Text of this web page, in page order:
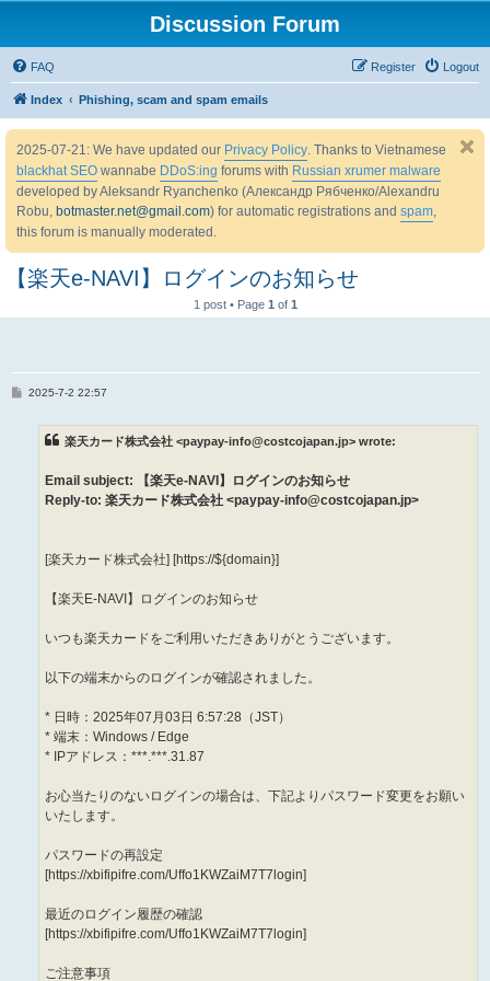
Discussion Forum
FAQ Logout
Register
Index Phishing, scam and spam emails
2025-07-21: We have updated our Privacy Policy. Thanks to Vietnamese
blackhat SEO wannabe DDoS:ing forums with Russian xrumer malware
developed by Aleksandr Ryanchenko (Александр Рябченко/Alexandru
Robu, botmaster.net@gmail.com) for automatic registrations and spam,
this forum is manually moderated.
【楽天e-NAVI】ログインのお知らせ
1 post • Page 1 of 1
P2025-7-2 22:57
楽天カード株式会社 <paypay-info@costcojapan.jp> wrote:
Email subject: 【楽天e-NAVI】ログインのお知らせ
Reply-to: 楽天カード株式会社 <paypay-info@costcojapan.jp>
[楽天カード株式会社] [https://${domain}]
【楽天E-NAVI】ログインのお知らせ
いつも楽天カードをご利用いただきありがとうございます。
以下の端末からのログインが確認されました。
* 日時：2025年07月03日 6:57:28（JST）
* 端末：Windows / Edge
* IPアドレス：***.***.31.87
お心当たりのないログインの場合は、下記よりパスワード変更をお願い
いたします。
パスワードの再設定
[https://xbifipifre.com/Uffo1KWZaiM7T7login]
最近のログイン履歴の確認
[https://xbifipifre.com/Uffo1KWZaiM7T7login]
ご注意事項